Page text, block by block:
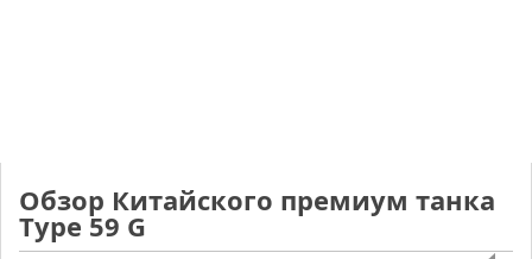
Обзор Китайского премиум танка
Type 59 G